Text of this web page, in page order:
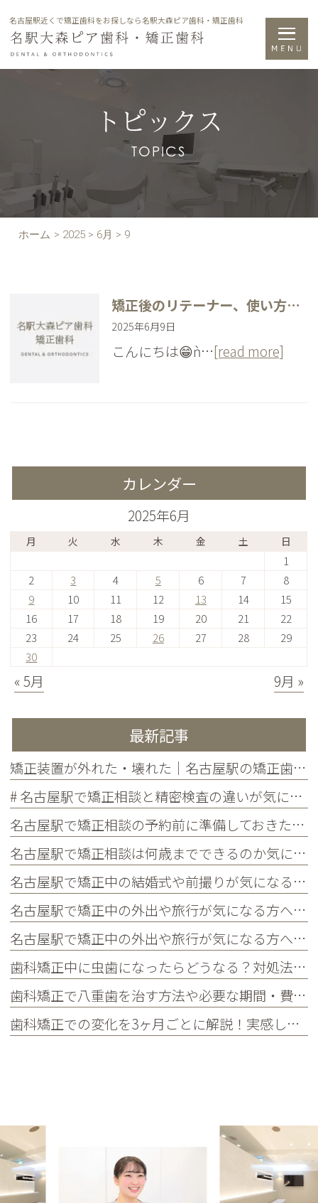
名古屋駅近くで矯正歯科をお探しなら名駅大森ピア歯科・矯正歯科
トピックス
TOPICS
ホーム > 2025 > 6月 > 9
矯正後のリテーナー、使い方を間違えると台無しに？【名古屋・名駅】の矯正歯科が教える保定装置の注意点
2025年6月9日
こんにちは😁ǹ…[read more]
カレンダー
2025年6月
月 火 水 木 金 土 日
1
2
3 4 5 6 7
8
9
10 11 12 13 14
15
16
17 18 19 20 21
22
23
24 25 26 27 28
29
30
« 5月 9月 »
最新記事
矯正装置が外れた・壊れた｜名古屋駅の矯正歯科が教えるトラブル別の対処法
# 名古屋駅で矯正相談と精密検査の違いが気になる方へ｜各ステップでわかることを歯科医師が解説
名古屋駅で矯正相談の予約前に準備しておきたいこと｜チェックリストつきで初めての方に解説
名古屋駅で矯正相談は何歳までできるのか気になる方へ｜大人の矯正の疑問・メリット・よくある質問まとめ
名古屋駅で矯正中の結婚式や前撮りが気になる方へ｜当院限定サービス・タイミングの考え方・よくある質問まとめ
名古屋駅で矯正中の外出や旅行が気になる方へ｜国内・海外旅行の対策・持ち物・よくある質問まとめ
名古屋駅で矯正中の外出や旅行が気になる方へ｜国内・海外旅行の対策・持ち物・よくある質問まとめ
歯科矯正中に虫歯になったらどうなる？対処法や予防法を詳しく紹介
歯科矯正で八重歯を治す方法や必要な期間・費用、放置するリスクを紹介
歯科矯正での変化を3ヶ月ごとに解説！実感しやすい人や注意点も紹介